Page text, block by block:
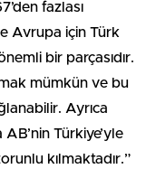
fazlası
Avrupa için Türk
bir parçasıdır.
mümkün ve bu
Ayrıca
Türkiye’yle
kılmaktadır.”